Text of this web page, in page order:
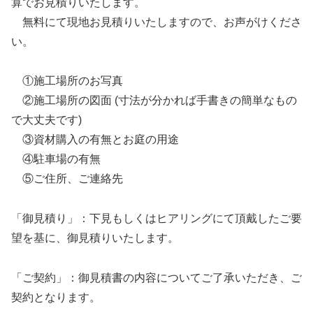
無料にて現地お見積りいたしますので、お声がけくださ
い。
①施工場所のお写真
②施工場所の図面 (寸法が分かれば手書きの簡単なもの
で大丈夫です)
③資材購入の有無とお庭の用途
④駐車場の有無
⑤ご住所、ご連絡先
「御見積り」：下見もしくはヒアリングにて頂戴したご要
望を基に、御見積りいたします。
「ご契約」：御見積書の内容についてご了承いただき、ご
契約となります。